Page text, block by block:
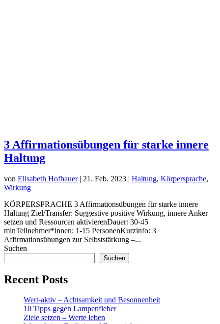
3 Affirmationsübungen für starke innere
Haltung
von Elisabeth Hofbauer| 21. Feb. 2023 | Haltung, Körpersprache,
Wirkung
KÖRPERSPRACHE 3 Affirmationsübungen für starke innere
Haltung Ziel/Transfer: Suggestive positive Wirkung, innere Anker
setzen und Ressourcen aktivierenDauer: 30-45
minTeilnehmer*innen: 1-15 PersonenKurzinfo: 3
Affirmationsübungen zur Selbststärkung –...
Suchen
Suchen
Recent Posts
Wert-aktiv – Achtsamkeit und Besonnenheit
10 Tipps gegen Lampenfieber
Ziele setzen – Werte leben